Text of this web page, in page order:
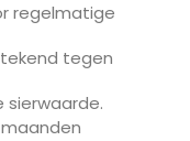
regelmatige
tegen
sierwaarde.